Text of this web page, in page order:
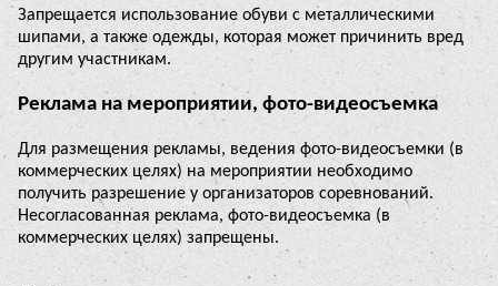
Запрещается использование обуви с металлическими
шипами, а также одежды, которая может причинить вред
другим участникам.
Реклама на мероприятии, фото-видеосъемка
Для размещения рекламы, ведения фото-видеосъемки (в
коммерческих целях) на мероприятии необходимо
получить разрешение у организаторов соревнований.
Несогласованная реклама, фото-видеосъемка (в
коммерческих целях) запрещены.